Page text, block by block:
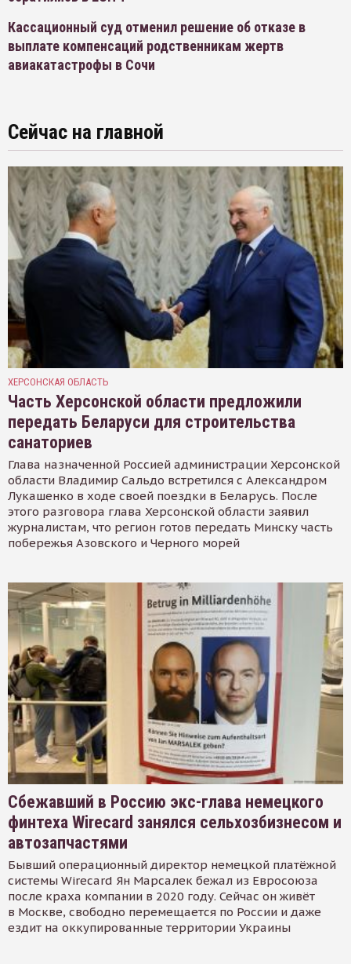
Кассационный суд отменил решение об отказе в
выплате компенсаций родственникам жертв
авиакатастрофы в Сочи
Сейчас на главной
ХЕРСОНСКАЯ ОБЛАСТЬ
Часть Херсонской области предложили
передать Беларуси для строительства
санаториев
Глава назначенной Россией администрации Херсонской
области Владимир Сальдо встретился с Александром
Лукашенко в ходе своей поездки в Беларусь. После
этого разговора глава Херсонской области заявил
журналистам, что регион готов передать Минску часть
побережья Азовского и Черного морей
Сбежавший в Россию экс-глава немецкого
финтеха Wirecard занялся сельхозбизнесом и
автозапчастями
Бывший операционный директор немецкой платёжной
системы Wirecard Ян Марсалек бежал из Евросоюза
после краха компании в 2020 году. Сейчас он живёт
в Москве, свободно перемещается по России и даже
ездит на оккупированные территории Украины